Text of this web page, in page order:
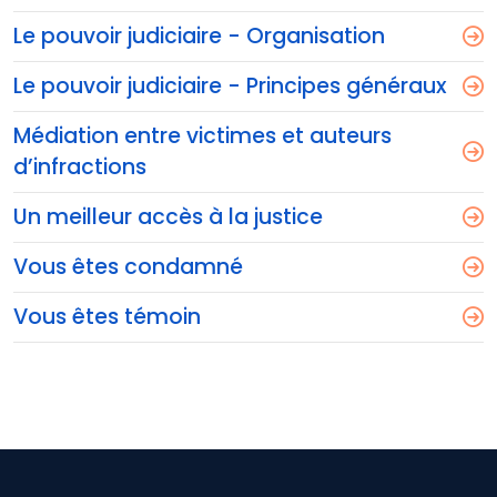
Le pouvoir judiciaire - Organisation
Le pouvoir judiciaire - Principes généraux
Médiation entre victimes et auteurs
d’infractions
Un meilleur accès à la justice
Vous êtes condamné
Vous êtes témoin